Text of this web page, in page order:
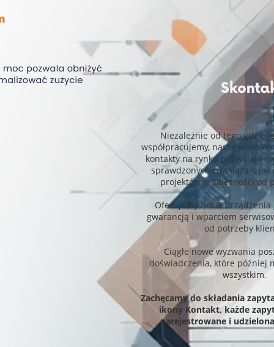
Niezależnie od tego gdzie
współpracujemy, nasze
kontakty na rynku pozwalają
sprawdzonych rozwiązań,
projektów w zależności od
Oferujemy nowe urządzenia
gwarancją i wparciem
od potrzeby
Ciągłe nowe wyzwania
doświadczenia, które później
wszystkim.
Zachęcamy do składania
ikony Kontakt, każde
zarejestrowane i